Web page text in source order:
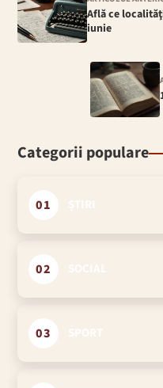
Află ce
iunie
Categorii populare
01
02
03